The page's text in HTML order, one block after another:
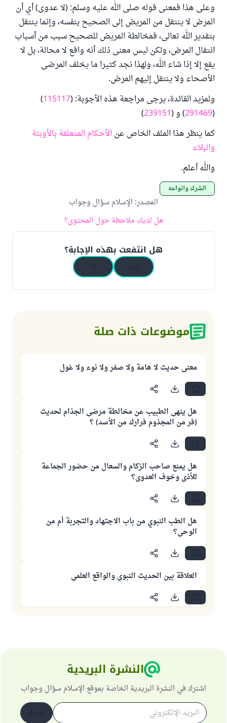
وعلى هذا فمعنى قوله صلى الله عليه وسلم: (لا عدوى) أي أن
المرض لا ينتقل من المريض إلى الصحيح بنفسه، وإنما ينتقل
بتقدير الله تعالى، فمخالطة المريض للصحيح سبب من أسباب
انتقال المرض، ولكن ليس معنى ذلك أنه واقع لا محالة، بل لا
يقع إلا إذا شاء الله، ولهذا نجد كثيرا ما يخلف المرضى
الأصحاء ولا ينتقل إليهم المرض.
ولمزيد الفائدة، يرجى مراجعة هذه الأجوبة: (115117
)
(
291469) و (239151
)
كما ينظر هذا الملف الخاص عنالأحكام المتعلقة بالأوبئة
والبلاء
والله أعلم.
الشرك وأنواعه
المصدر: الإسلام سؤال وجواب
هل لديك ملاحظة حول المحتوى؟
هل انتفعت بهذه الإجابة؟
موضوعات ذات صلة
معنى حديث لا هامة ولا صفر ولا نوء ولا غول
هل ينهى الطبيب عن مخالطة مرضى الجذام لحديث
(فر من المجذوم فرارك من الأسد) ؟
هل يمنع صاحب الزكام والسعال من حضور الجماعة
للأذى وخوف العدوى؟
هل الطب النبوي من باب الاجتهاد والتجربة أم من
الوحي؟
العلاقة بين الحديث النبوي والواقع العلمي
النشرة البريدية
اشترك في النشرة البريدية الخاصة بموقع الإسلام سؤال وجواب